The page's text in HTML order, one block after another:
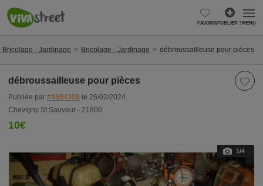
FAVORISPUBLIER ?MENU
- Jardinage Bricolage - Jardinage débroussailleuse pour pièces
débroussailleuse pour pièces
Publiée par #4884309 le 26/02/2024
Chevigny St Sauveur - 21800
10€
1/4